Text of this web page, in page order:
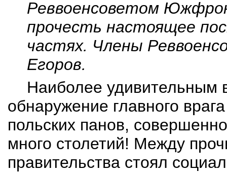
Реввоенсоветом
прочесть настоящее
частях. Члены
Егоров.
Наиболее удивительным
обнаружение главного
польских панов,
много столетий! Между
правительства стоял